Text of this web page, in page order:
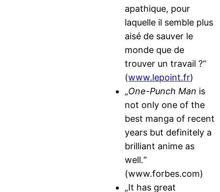
apathique, pour
laquelle il semble plus
aisé de sauver le
monde que de
trouver un travail ?“
(www.lepoint.fr)
„One-Punch Man is
not only one of the
best manga of recent
years but definitely a
brilliant anime as
well.“
(www.forbes.com)
„It has great